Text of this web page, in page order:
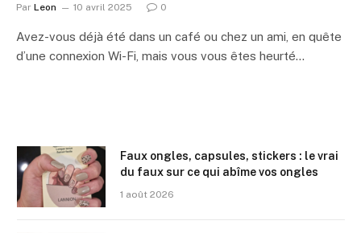
Par Leon 10 avril 2025 0
Avez-vous déjà été dans un café ou chez un ami, en quête
d’une connexion Wi-Fi, mais vous vous êtes heurté…
Faux ongles, capsules, stickers : le vrai
du faux sur ce qui abîme vos ongles
1 août 2026